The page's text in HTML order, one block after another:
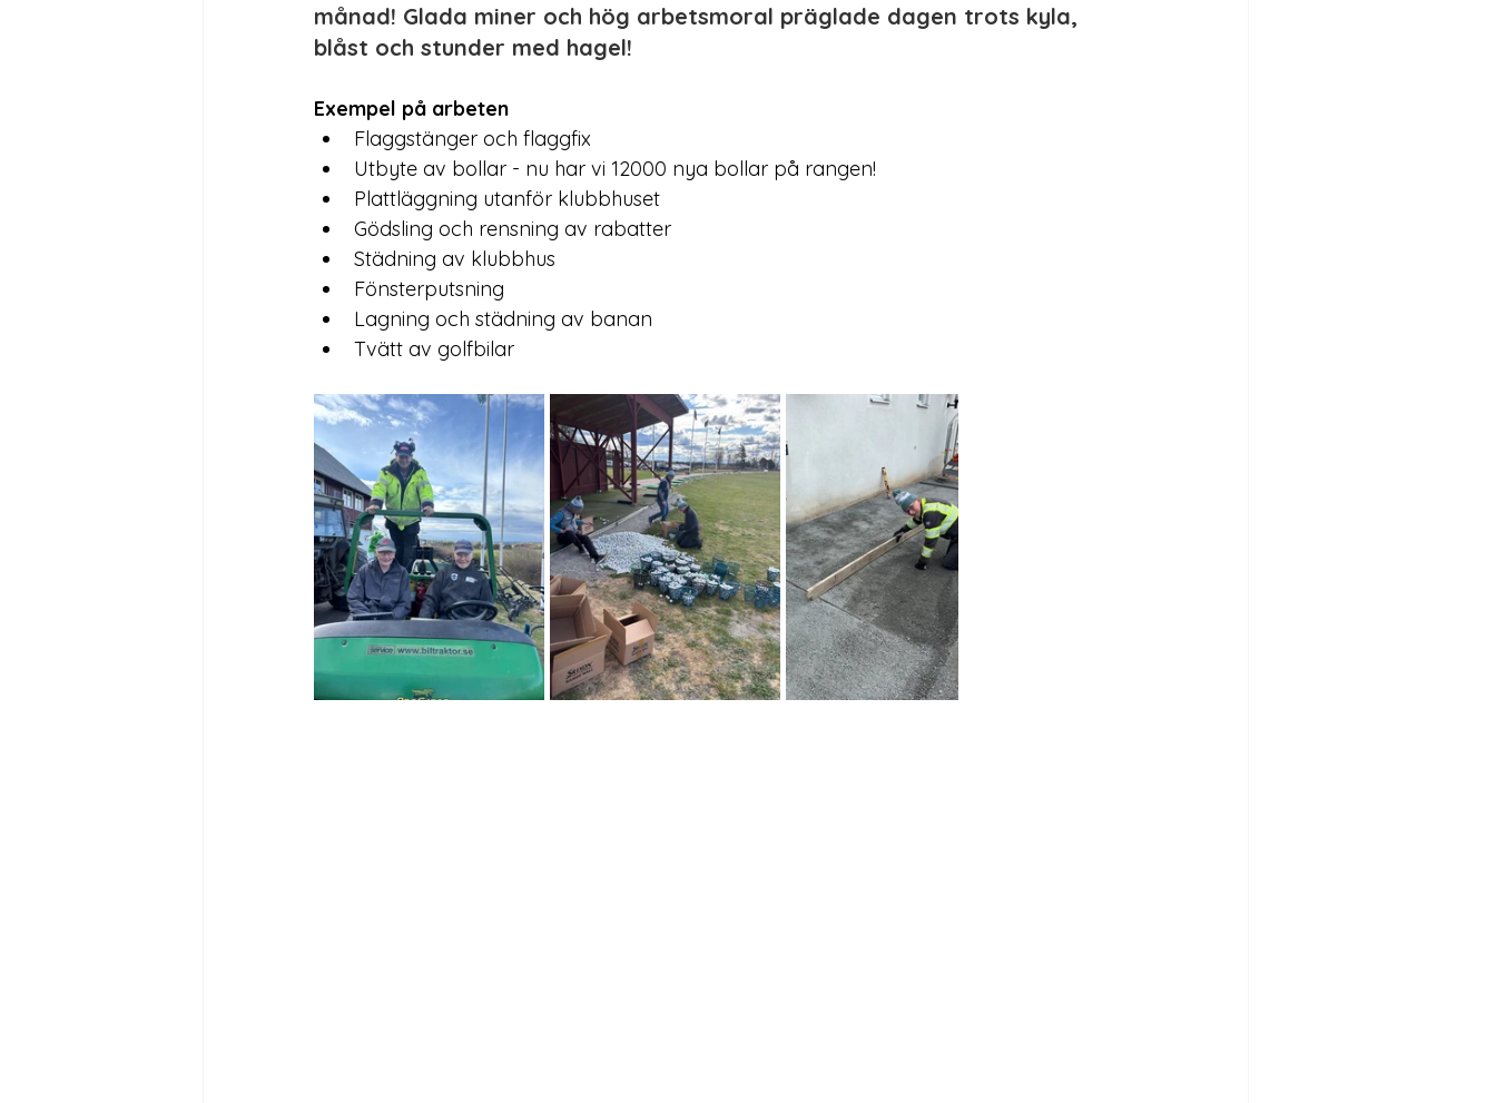
månad! Glada miner och hög arbetsmoral präglade dagen trots kyla,
blåst och stunder med hagel!
Exempel på arbeten
Flaggstänger och flaggfix
Utbyte av bollar - nu har vi 12000 nya bollar på rangen!
Plattläggning utanför klubbhuset
Gödsling och rensning av rabatter
Städning av klubbhus
Fönsterputsning
Lagning och städning av banan
Tvätt av golfbilar